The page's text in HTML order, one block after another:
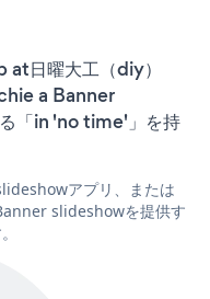
日曜大工（diy）
a Banner
「in 'no time'」を持
アプリ、または
slideshowを提供す